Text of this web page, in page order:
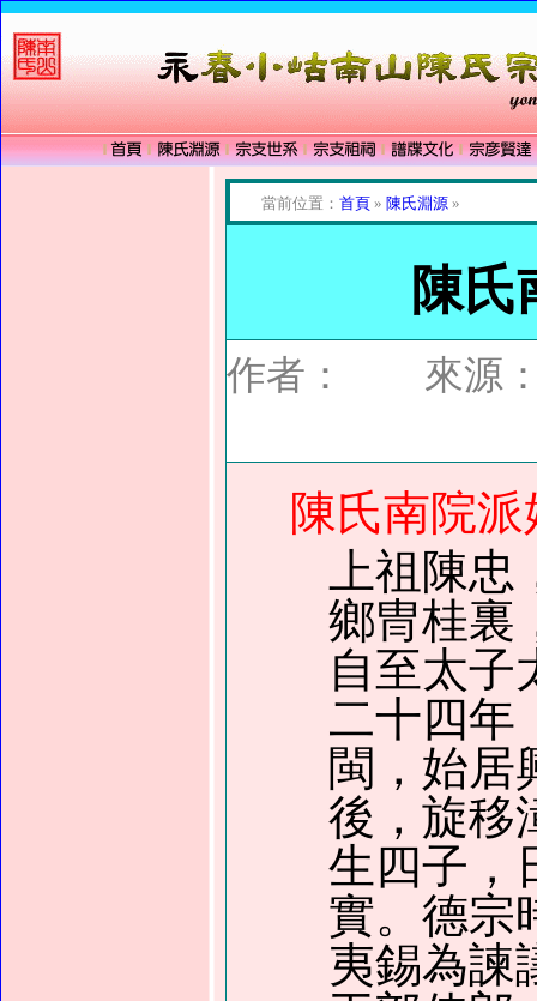
當前位置：首頁 » 陳氏淵源 »
陳
作者： 來源：
陳氏南院
上祖陳
鄉冑桂裏
自至太子
二十四年
閩，始居
後，旋移
生四子，
實。德宗
夷錫為諫